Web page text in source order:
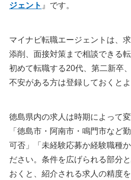
ジェント 』です。
マイナビ転職エージェントは、
添削、面接対策まで相談できる
初めて転職する20代、第二新卒
不安がある方は登録しておくとよ
徳島県内の求人は時期によって
「徳島市・阿南市・鳴門市など
可否」「未経験応募か経験職種
ださい。条件を広げられる部分
おくと、紹介される求人の精度